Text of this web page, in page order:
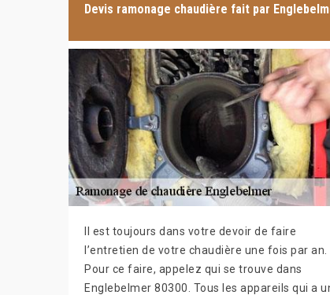
Devis ramonage chaudière fait par
Il est toujours dans votre devoir de faire
l’entretien de votre chaudière une fois par an.
Pour ce faire, appelez qui se trouve dans
Englebelmer 80300. Tous les appareils qui a